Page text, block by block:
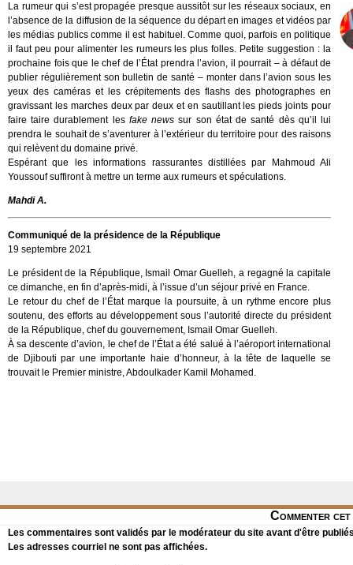
La rumeur qui s’est propagée presque aussitôt sur les réseaux sociaux, en
l’absence de la diffusion de la séquence du départ en images et vidéos par
les médias publics comme il est habituel. Comme quoi, parfois en politique
il faut peu pour alimenter les rumeurs les plus folles. Petite suggestion : la
prochaine fois que le chef de l’État prendra l’avion, il pourrait – à défaut de
publier régulièrement son bulletin de santé – monter dans l’avion sous les
yeux des caméras et les crépitements des flashs des photographes en
gravissant les marches deux par deux et en sautillant les pieds joints pour
faire taire durablement les fake news sur son état de santé dès qu’il lui
prendra le souhait de s’aventurer à l’extérieur du territoire pour des raisons
qui relèvent du domaine privé.
Espérant que les informations rassurantes distillées par Mahmoud Ali
Youssouf suffiront à mettre un terme aux rumeurs et spéculations.
Mahdi A.
Communiqué de la présidence de la République
19 septembre 2021
Le président de la République, Ismail Omar Guelleh, a regagné la capitale
ce dimanche, en fin d’après-midi, à l’issue d’un séjour privé en France.
Le retour du chef de l’État marque la poursuite, à un rythme encore plus
soutenu, des efforts au développement sous l’autorité directe du président
de la République, chef du gouvernement, Ismail Omar Guelleh.
À sa descente d’avion, le chef de l’État a été salué à l’aéroport international
de Djibouti par une importante haie d’honneur, à la tête de laquelle se
trouvait le Premier ministre, Abdoulkader Kamil Mohamed.
Commenter
Les commentaires sont validés par le modérateur du site avant d'être
Les adresses courriel ne sont pas affichées.